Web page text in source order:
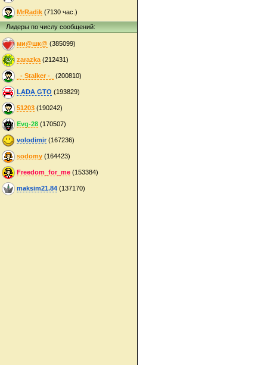
MrRadik (7130 час.)
Лидеры по числу сообщений:
ми@шк@ (385099)
zarazka (212431)
_- Stalker -_ (200810)
LADA GTO (193829)
51203 (190242)
Evg-28 (170507)
volodimir(167236)
sodomy (164423)
Freedom_for_me (153384)
maksim21.84 (137170)